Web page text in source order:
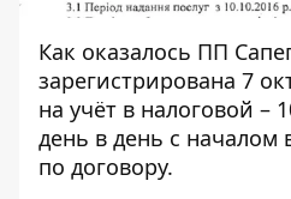
Как оказалось ПП
зарегистрирована 7
на учёт в налоговой –
день в день с началом
по договору.